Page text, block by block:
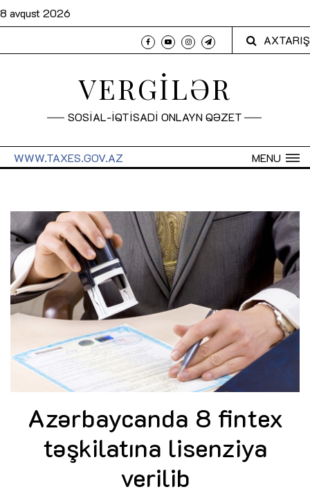
8 avqust 2026
AXTARIŞ
VERGİLƏR
SOSİAL-İQTİSADİ ONLAYN QƏZET
MENU
WWW.TAXES.GOV.AZ
Azərbaycanda 8 fintex
təşkilatına lisenziya
verilib